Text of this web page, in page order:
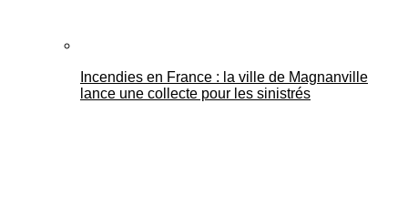
Incendies en France : la ville de Magnanville
lance une collecte pour les sinistrés